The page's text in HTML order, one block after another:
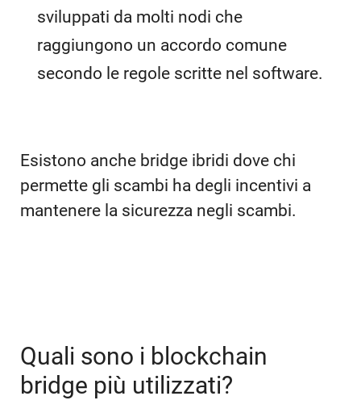
sviluppati da molti nodi che
raggiungono un accordo comune
secondo le regole scritte nel software.
Esistono anche bridge ibridi dove chi
permette gli scambi ha degli incentivi a
mantenere la sicurezza negli scambi.
Quali sono i blockchain
bridge più utilizzati?